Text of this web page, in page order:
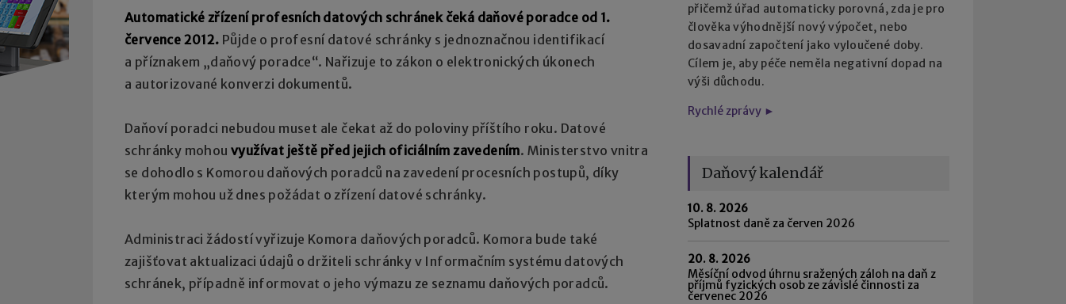
Automatické zřízení profesních datových schránek čeká daňové poradce od 1.
července 2012. Půjde o profesní datové schránky s jednoznačnou identifikací
a příznakem „daňový poradce“. Nařizuje to zákon o elektronických úkonech
a autorizované konverzi dokumentů.
Daňoví poradci nebudou muset ale čekat až do poloviny příštího roku. Datové
schránky mohou využívat ještě před jejich oficiálním zavedením. Ministerstvo vnitra
se dohodlo s Komorou daňových poradců na zavedení procesních postupů, díky
kterým mohou už dnes požádat o zřízení datové schránky.
Administraci žádostí vyřizuje Komora daňových poradců. Komora bude také
zajišťovat aktualizaci údajů o držiteli schránky v Informačním systému datových
schránek, případně informovat o jeho výmazu ze seznamu daňových poradců.
přičemž úřad automaticky porovná, zda je pro
člověka výhodnější nový výpočet, nebo
dosavadní započtení jako vyloučené doby.
Cílem je, aby péče neměla negativní dopad na
výši důchodu.
Rychlé zprávy ►
Daňový kalendář
10. 8. 2026
Splatnost daně za červen 2026
20. 8. 2026
Měsíční odvod úhrnu sražených záloh na daň z
příjmů fyzických osob ze závislé činnosti za
červenec 2026